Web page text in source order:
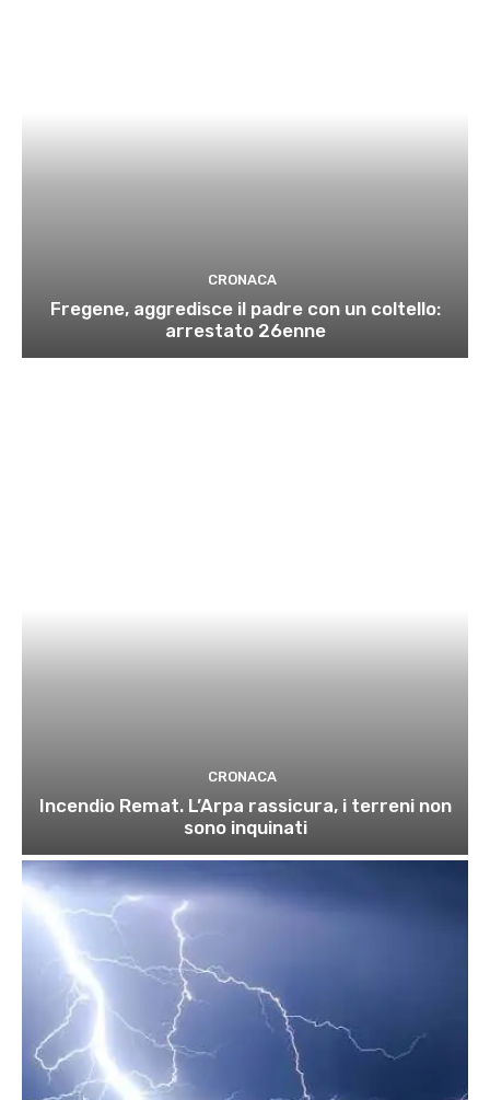
CRONACA
Fregene, aggredisce il padre con un coltello:
arrestato 26enne
CRONACA
Incendio Remat. L’Arpa rassicura, i terreni non
sono inquinati